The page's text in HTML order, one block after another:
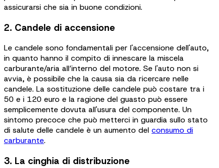
assicurarsi che sia in buone condizioni.
2. Candele di accensione
Le candele sono fondamentali per l'accensione dell'auto,
in quanto hanno il compito di innescare la miscela
carburante/aria all’interno del motore. Se l'auto non si
avvia, è possibile che la causa sia da ricercare nelle
candele. La sostituzione delle candele può costare tra i
50 e i 120 euro e la ragione del guasto può essere
semplicemente dovuta all'usura del componente. Un
sintomo precoce che può metterci in guardia sullo stato
di salute delle candele è un aumento del consumo di
carburante.
3. La cinghia di distribuzione